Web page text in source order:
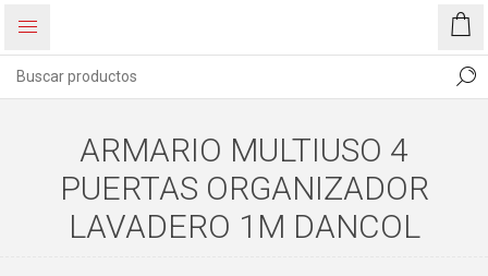
ARMARIO MULTIUSO 4
PUERTAS ORGANIZADOR
LAVADERO 1M DANCOL